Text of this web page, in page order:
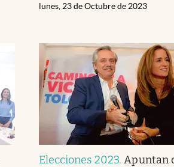
lunes, 23 de Octubre de 2023
Elecciones 2023.Apuntan